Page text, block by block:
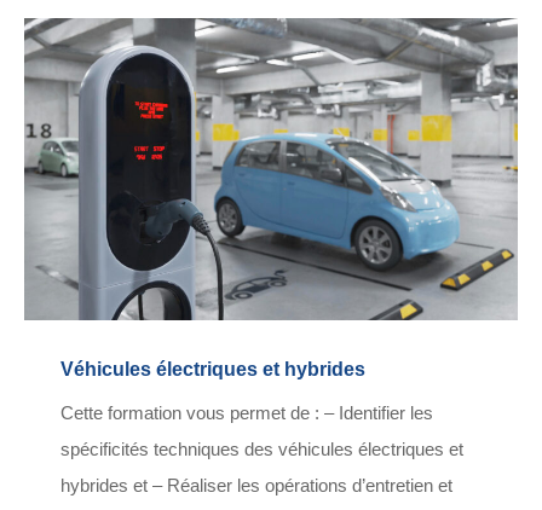
Véhicules électriques et hybrides
Cette formation vous permet de : – Identifier les
spécificités techniques des véhicules électriques et
hybrides et – Réaliser les opérations d’entretien et